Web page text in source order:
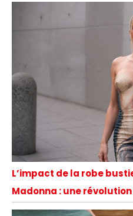
L’impact de la robe
Madonna : une